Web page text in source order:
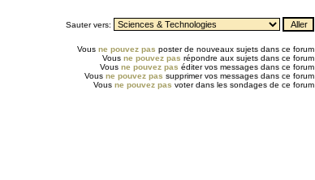
Sauter vers:
Vous ne pouvez pas poster de nouveaux sujets dans ce forum
Vous ne pouvez pas répondre aux sujets dans ce forum
Vous ne pouvez pas éditer vos messages dans ce forum
Vous ne pouvez pas supprimer vos messages dans ce forum
Vous ne pouvez pas voter dans les sondages de ce forum